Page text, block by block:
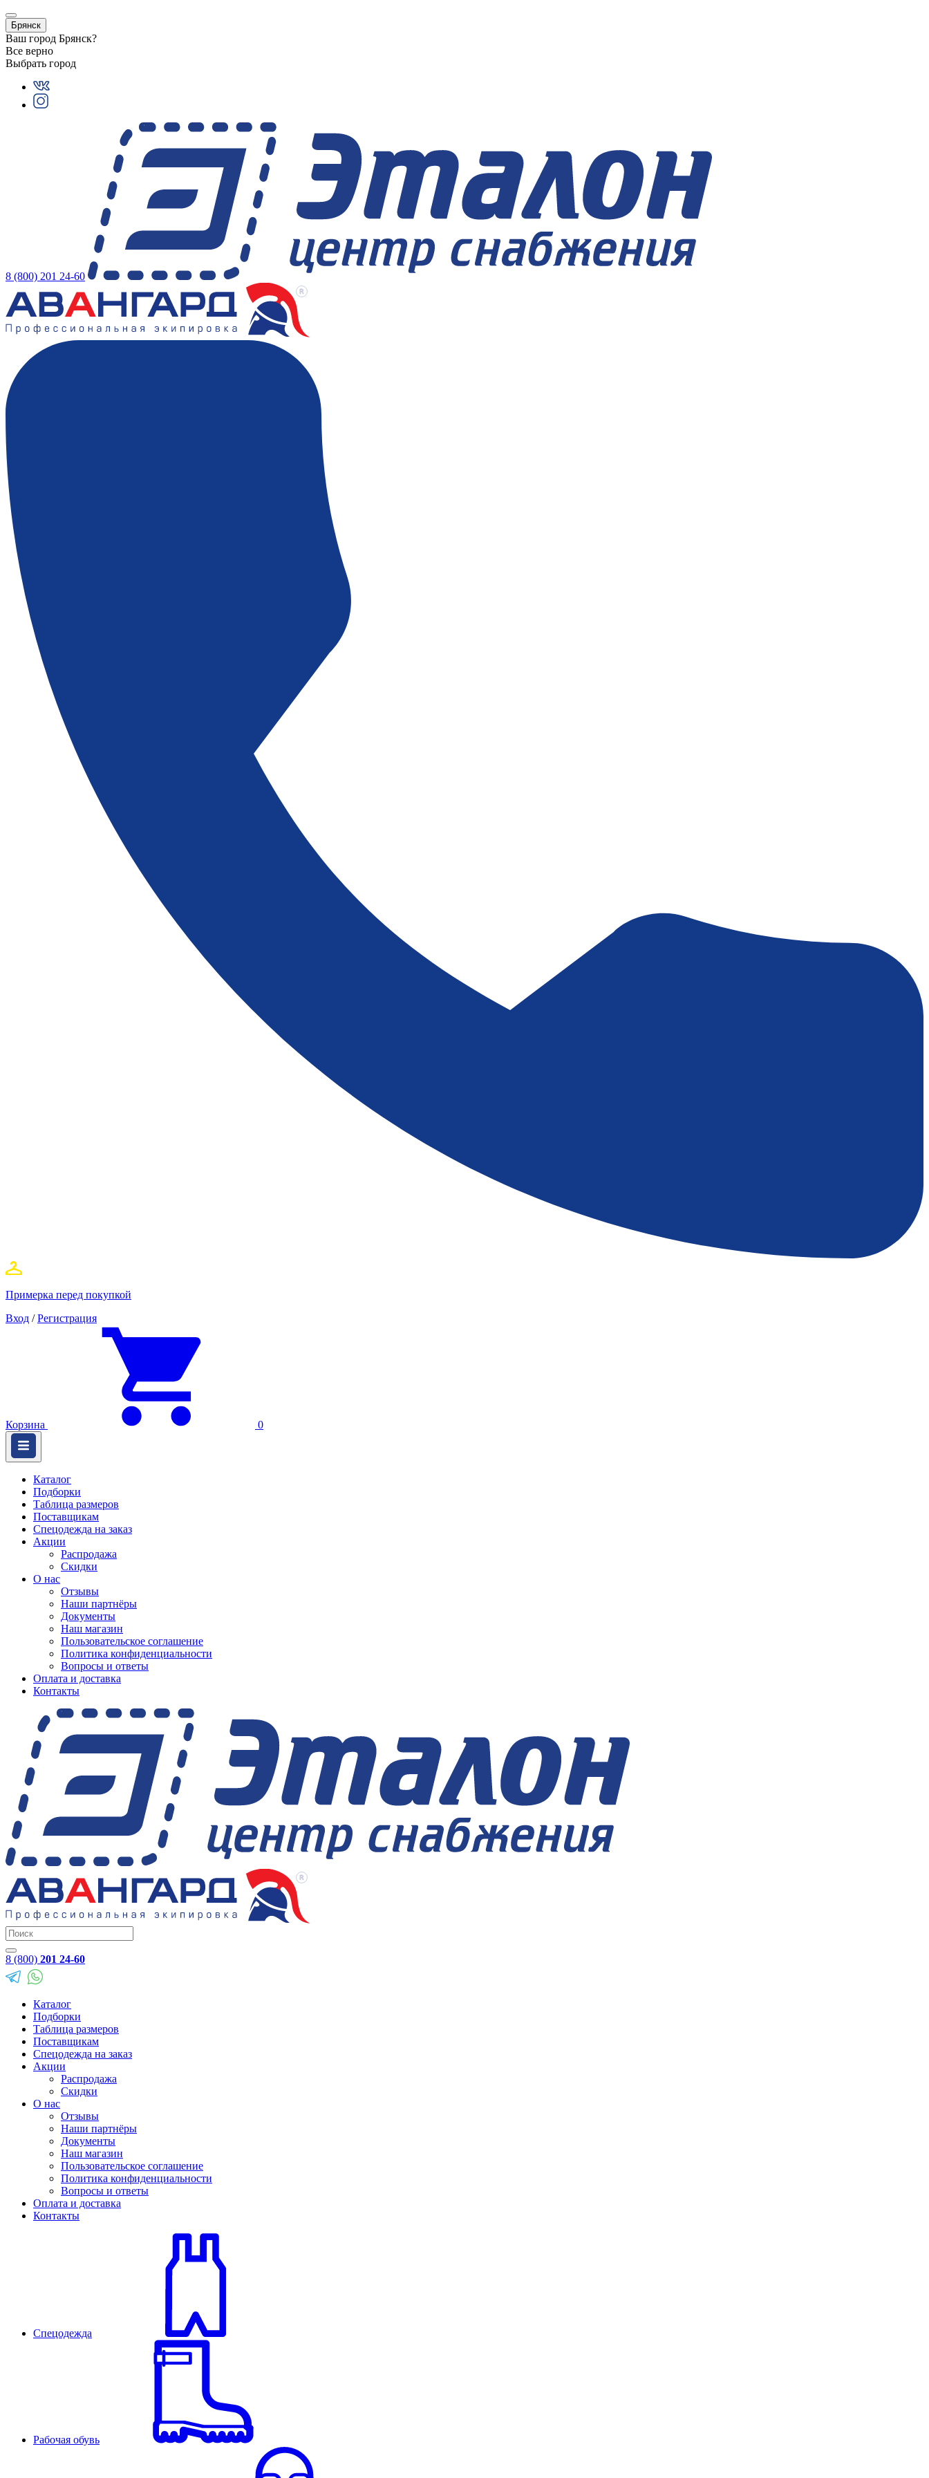
Брянск
Ваш город Брянск?
Все верно
Выбрать город
8 (800) 201 24-60
Примерка перед покупкой
Вход / Регистрация
Корзина 0
Каталог
Подборки
Таблица размеров
Поставщикам
Спецодежда на заказ
Акции
Распродажа
Скидки
О нас
Отзывы
Наши партнёры
Документы
Наш магазин
Пользовательское соглашение
Политика конфиденциальности
Вопросы и ответы
Оплата и доставка
Контакты
8 (800) 201 24-60
Каталог
Подборки
Таблица размеров
Поставщикам
Спецодежда на заказ
Акции
Распродажа
Скидки
О нас
Отзывы
Наши партнёры
Документы
Наш магазин
Пользовательское соглашение
Политика конфиденциальности
Вопросы и ответы
Оплата и доставка
Контакты
Спецодежда
Рабочая обувь